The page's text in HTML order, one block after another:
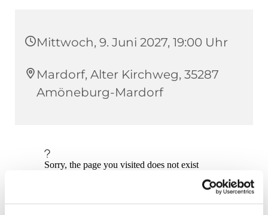
Mittwoch, 9. Juni 2027, 19:00 Uhr
Mardorf, Alter Kirchweg, 35287
Amöneburg-Mardorf